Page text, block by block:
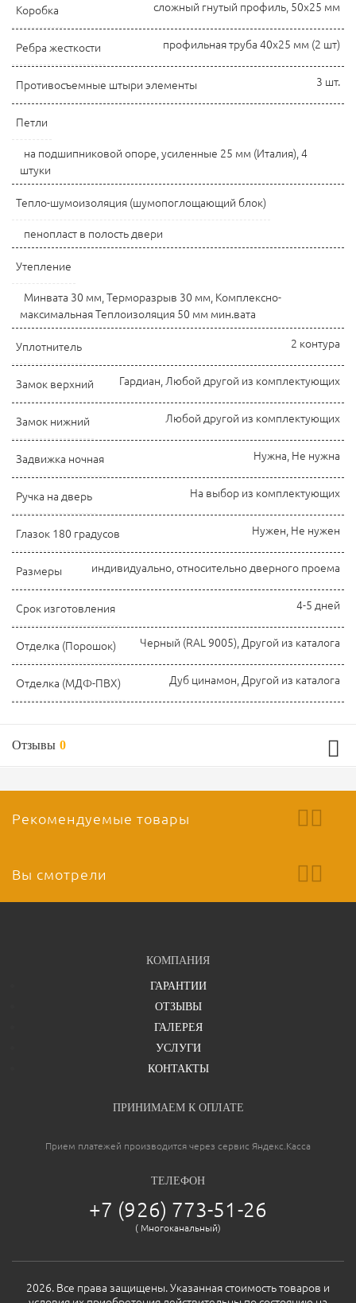
Коробка сложный гнутый профиль, 50x25 мм
Ребра жесткости профильная труба 40х25 мм (2 шт)
Противосъемные штыри элементы 3 шт.
Петли
на подшипниковой опоре, усиленные 25 мм (Италия), 4
штуки
Тепло-шумоизоляция (шумопоглощающий блок)
пенопласт в полость двери
Утепление
Минвата 30 мм, Терморазрыв 30 мм, Комплексно-
максимальная Теплоизоляция 50 мм мин.вата
Уплотнитель 2 контура
Замок верхний Гардиан, Любой другой из комплектующих
Замок нижний Любой другой из комплектующих
Задвижка ночная Нужна, Не нужна
Ручка на дверь На выбор из комплектующих
Глазок 180 градусов Нужен, Не нужен
Размеры индивидуально, относительно дверного проема
Срок изготовления 4-5 дней
Отделка (Порошок) Черный (RAL 9005), Другой из каталога
Отделка (МДФ-ПВХ) Дуб цинамон, Другой из каталога
Отзывы 0
Ваш отзыв
Ваша оценка отлично
Рекомендуемые товары
Вы смотрели
КОМПАНИЯ
ГАРАНТИИ
ОТЗЫВЫ
ГАЛЕРЕЯ
УСЛУГИ
КОНТАКТЫ
ПРИНИМАЕМ К ОПЛАТЕ
Прием платежей производится через сервис Яндекс.Касса
ТЕЛЕФОН
+7 (926) 773-51-26
( Многоканальный)
2026. Все права защищены. Указанная стоимость товаров и